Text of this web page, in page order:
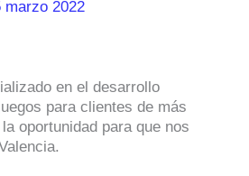
marzo 2022
en el desarrollo
para clientes de más
oportunidad para que nos